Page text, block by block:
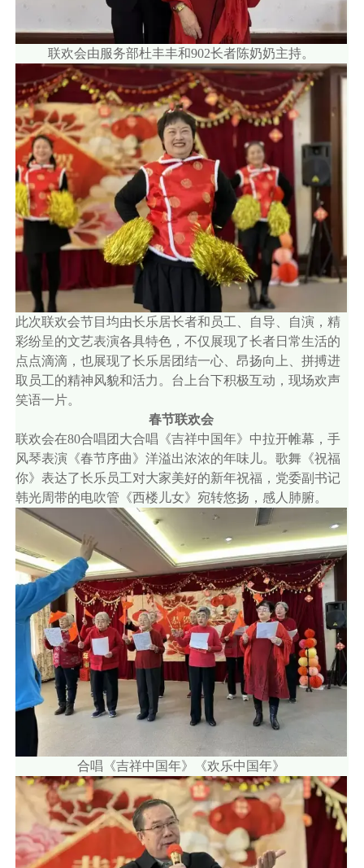
联欢会由服务部杜丰丰和902长者陈奶奶主持。
此次联欢会节目均由长乐居长者和员工、自导、自演，精
彩纷呈的文艺表演各具特色，不仅展现了长者日常生活的
点点滴滴，也展现了长乐居团结一心、昂扬向上、拼搏进
取员工的精神风貌和活力。台上台下积极互动，现场欢声
笑语一片。
春节联欢会
联欢会在80合唱团大合唱《吉祥中国年》中拉开帷幕，手
风琴表演《春节序曲》洋溢出浓浓的年味儿。歌舞《祝福
你》表达了长乐员工对大家美好的新年祝福，党委副书记
韩光周带的电吹管《西楼儿女》宛转悠扬，感人肺腑。
合唱《吉祥中国年》《欢乐中国年》